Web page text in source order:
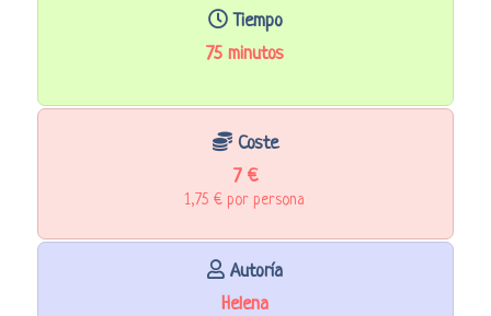
Tiempo
75 minutos
Coste
7 €
1,75 € por persona
Autoría
Helena